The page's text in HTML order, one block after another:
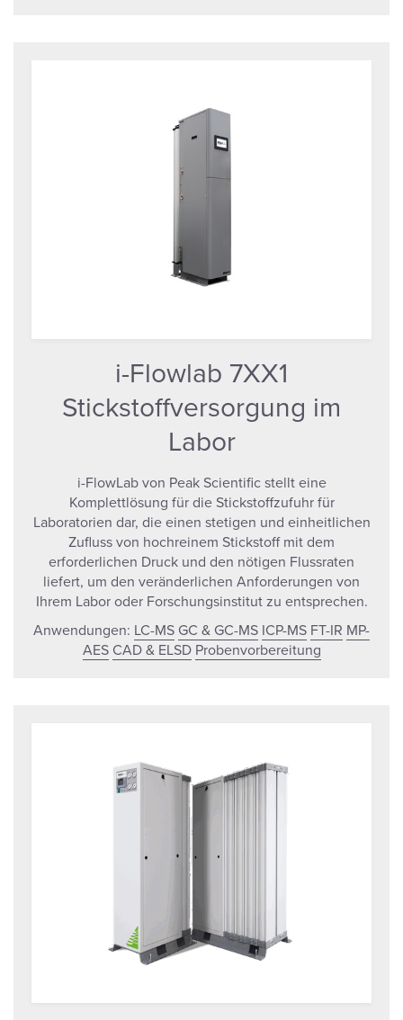
i-Flowlab 7XX1
Stickstoffversorgung im
Labor
i-FlowLab von Peak Scientific stellt eine
Komplettlösung für die Stickstoffzufuhr für
Laboratorien dar, die einen stetigen und einheitlichen
Zufluss von hochreinem Stickstoff mit dem
erforderlichen Druck und den nötigen Flussraten
liefert, um den veränderlichen Anforderungen von
Ihrem Labor oder Forschungsinstitut zu entsprechen.
Anwendungen: LC-MS GC & GC-MS ICP-MS FT-IR MP-
AES CAD & ELSD Probenvorbereitung